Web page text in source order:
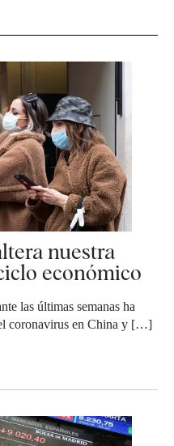
nuestra
económico
las últimas semanas ha
coronavirus en China y […]